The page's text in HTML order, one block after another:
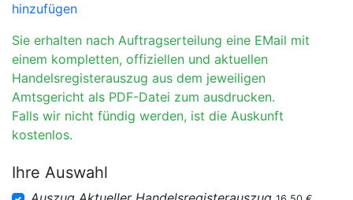
hinzufügen
Sie erhalten nach Auftragserteilung eine EMail mit
einem kompletten, offiziellen und aktuellen
Handelsregisterauszug aus dem jeweiligen
Amtsgericht als PDF-Datei zum ausdrucken.
Falls wir nicht fündig werden, ist die Auskunft
kostenlos.
Ihre Auswahl